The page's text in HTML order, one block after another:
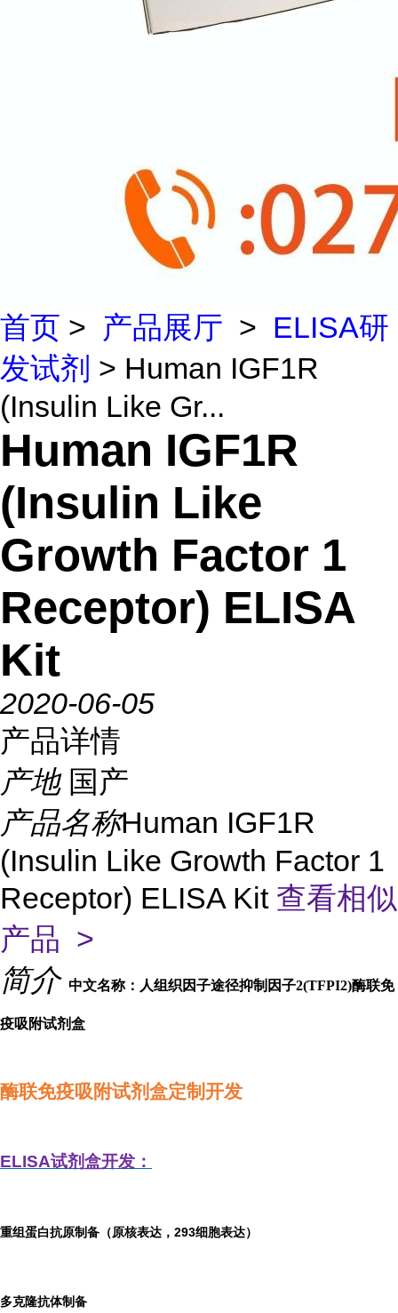
首页 > 产品展厅 > ELISA研
发试剂 > Human IGF1R
(Insulin Like Gr...
Human IGF1R
(Insulin Like
Growth Factor 1
Receptor) ELISA
Kit
2020-06-05
产品详情
产地 国产
产品名称Human IGF1R
(Insulin Like Growth Factor 1
Receptor) ELISA Kit 查看相似
产品 >
简介 中文名称：人组织因子途径抑制因子2(TFPI2)酶联免
疫吸附试剂盒
酶联免疫吸附试剂盒定制开发
ELISA试剂盒开发：
重组蛋白抗原制备（原核表达，293细胞表达）
多克隆抗体制备